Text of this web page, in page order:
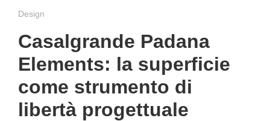
Design
Casalgrande Padana
Elements: la superficie
come strumento di
libertà progettuale